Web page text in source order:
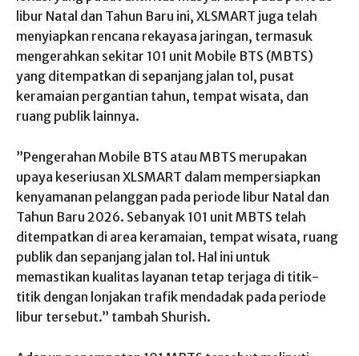
libur Natal dan Tahun Baru ini, XLSMART juga telah
menyiapkan rencana rekayasa jaringan, termasuk
mengerahkan sekitar 101 unit Mobile BTS (MBTS)
yang ditempatkan di sepanjang jalan tol, pusat
keramaian pergantian tahun, tempat wisata, dan
ruang publik lainnya.
”Pengerahan Mobile BTS atau MBTS merupakan
upaya keseriusan XLSMART dalam mempersiapkan
kenyamanan pelanggan pada periode libur Natal dan
Tahun Baru 2026. Sebanyak 101 unit MBTS telah
ditempatkan di area keramaian, tempat wisata, ruang
publik dan sepanjang jalan tol. Hal ini untuk
memastikan kualitas layanan tetap terjaga di titik-
titik dengan lonjakan trafik mendadak pada periode
libur tersebut.” tambah Shurish.